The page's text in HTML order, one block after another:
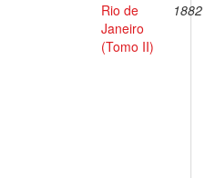
Rio de
Janeiro
(Tomo II)
1882